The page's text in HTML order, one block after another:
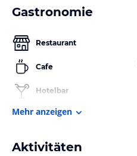
Gastronomie
Restaurant
Cafe
Hotelbar
Mehr anzeigen
Aktivitäten